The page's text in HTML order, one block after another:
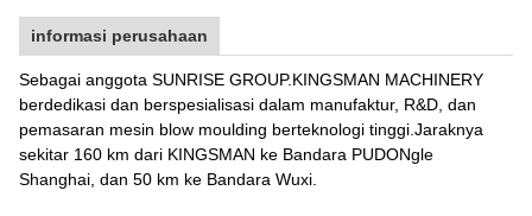
informasi perusahaan
Sebagai anggota SUNRISE GROUP.KINGSMAN MACHINERY
berdedikasi dan berspesialisasi dalam manufaktur, R&D, dan
pemasaran mesin blow moulding berteknologi tinggi.Jaraknya
sekitar 160 km dari KINGSMAN ke Bandara PUDONgle
Shanghai, dan 50 km ke Bandara Wuxi.